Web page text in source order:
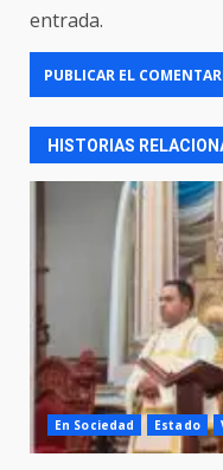
entrada.
HISTORIAS
En Sociedad Estado